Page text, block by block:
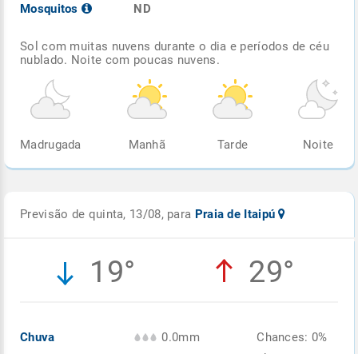
Mosquitos
ND
Sol com muitas nuvens durante o dia e períodos de céu
nublado. Noite com poucas nuvens.
Madrugada Manhã Tarde Noite
Previsão de quinta, 13/08, para Praia de Itaipú
19° 29°
Chuva
0.0mm
Chances: 0%